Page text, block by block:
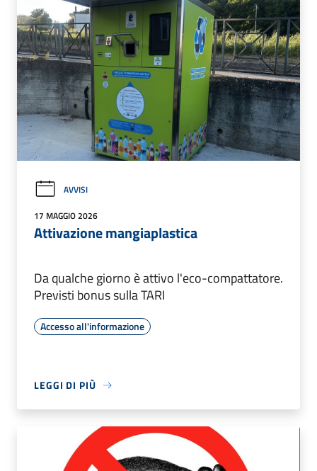
AVVISI
17 MAGGIO 2026
Attivazione mangiaplastica
Da qualche giorno è attivo l'eco-compattatore.
Previsti bonus sulla TARI
Accesso all'informazione
LEGGI DI PIÙ